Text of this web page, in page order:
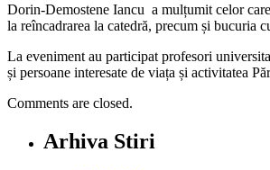
Dorin-Demostene Iancu a mulțumit celor
la reîncadrarea la catedră, precum și bucuria
La eveniment au participat profesori
și persoane interesate de viața și activitatea
Comments are closed.
Arhiva Stiri